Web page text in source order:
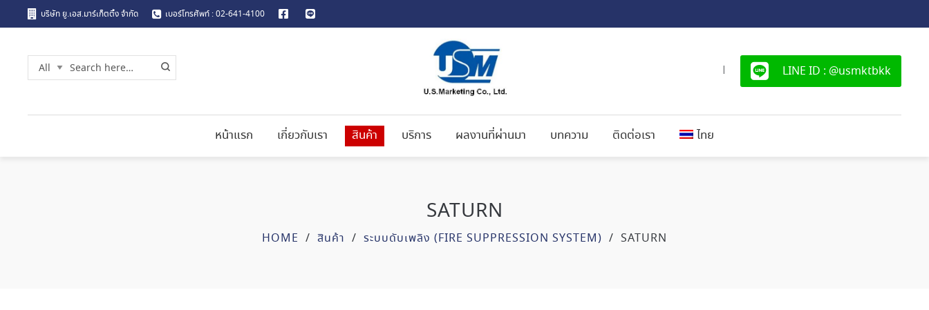
บริษัท ยู.เอส.มาร์เก็ตติ้ง จำกัด เบอร์โทรศัพท์ : 02-641-4100
| LINE ID : @usmktbkk
หน้าแรก เกี่ยวกับเรา สินค้า บริการ ผลงานที่ผ่านมา บทความ ติดต่อเรา ไทย
SATURN
HOME / สินค้า / ระบบดับเพลิง (FIRE SUPPRESSION SYSTEM) / SATURN